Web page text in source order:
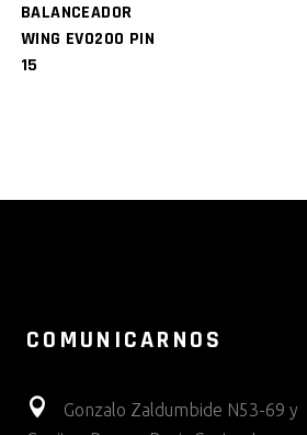
BALANCEADOR
WING EVO200 PIN
15
COMUNICARNOS
Gonzalo Zaldumbide N53-69 y